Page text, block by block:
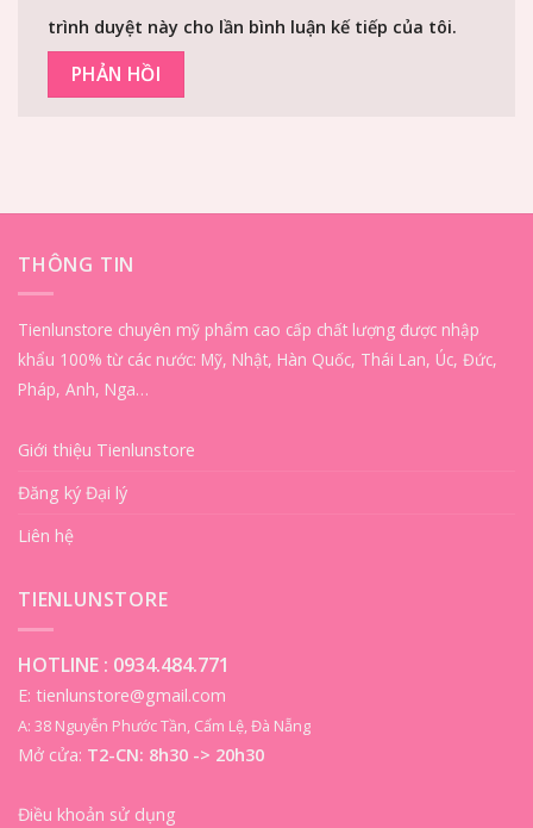
trình duyệt này cho lần bình luận kế tiếp của tôi.
THÔNG TIN
Tienlunstore chuyên mỹ phẩm cao cấp chất lượng được nhập
khẩu 100% từ các nước: Mỹ, Nhật, Hàn Quốc, Thái Lan, Úc, Đức,
Pháp, Anh, Nga…
Giới thiệu Tienlunstore
Đăng ký Đại lý
Liên hệ
TIENLUNSTORE
HOTLINE : 0934.484.771
E: tienlunstore@gmail.com
A: 38 Nguyễn Phước Tần, Cẩm Lệ, Đà Nẵng
Mở cửa: T2-CN: 8h30 -> 20h30
Điều khoản sử dụng